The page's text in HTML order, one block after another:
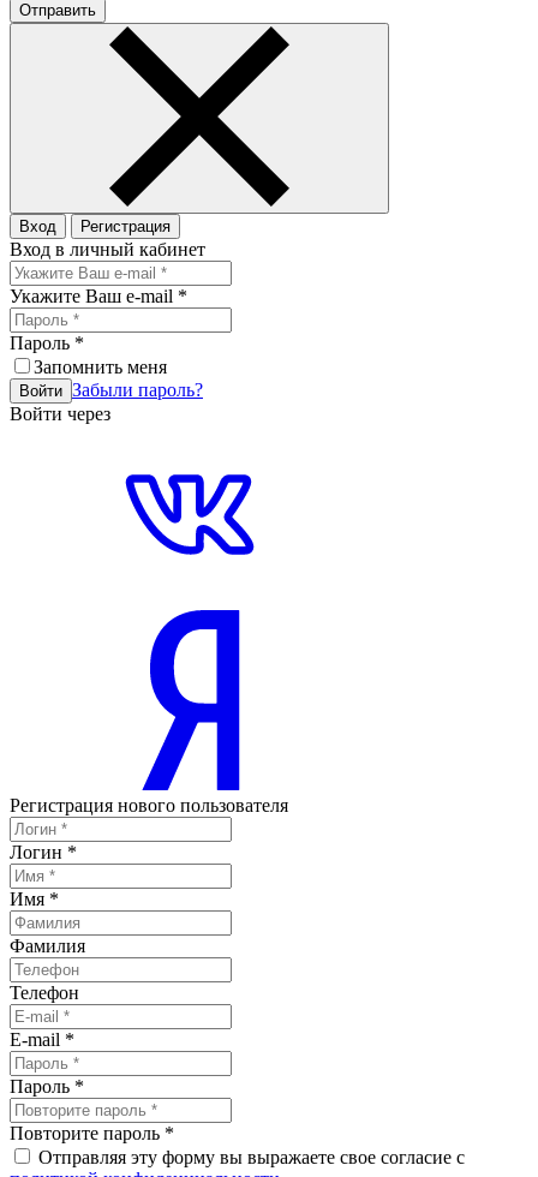
Отправить
Вход Регистрация
Вход в личный кабинет
Укажите Ваш e-mail *
Пароль *
Запомнить меня
Войти Забыли пароль?
Войти через
Регистрация нового пользователя
Логин *
Имя *
Фамилия
Телефон
E-mail *
Пароль *
Повторите пароль *
Отправляя эту форму вы выражаете свое согласие с